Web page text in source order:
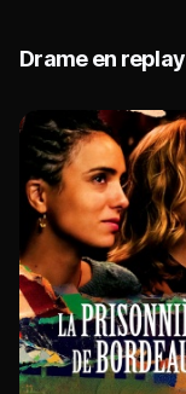
Drame en replay